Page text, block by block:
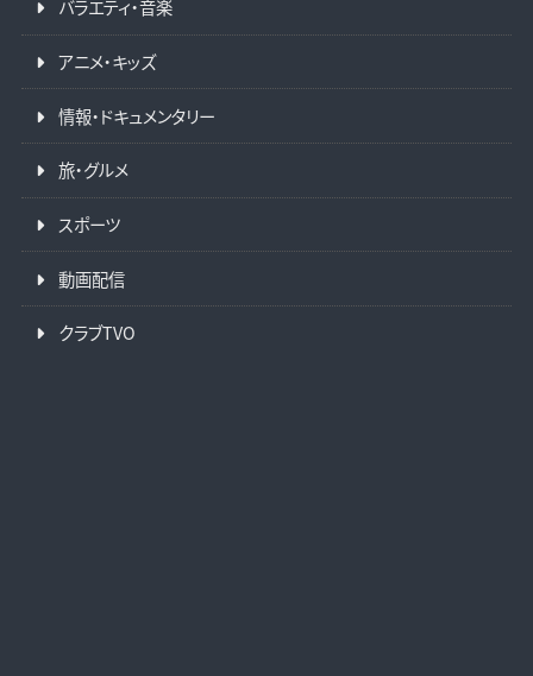
バラエティ・音楽
アニメ・キッズ
情報・ドキュメンタリー
旅・グルメ
スポーツ
動画配信
クラブTVO